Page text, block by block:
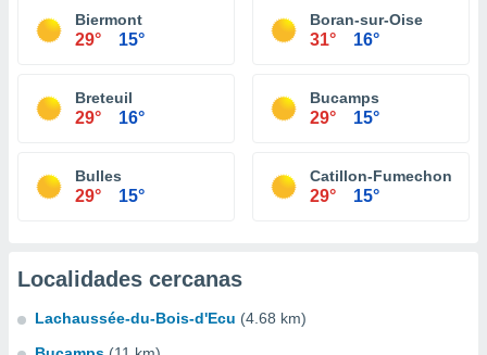
Biermont
29° 15°
Boran-sur-Oise
31° 16°
Breteuil
29° 16°
Bucamps
29° 15°
Bulles
29° 15°
Catillon-Fumechon
29° 15°
Localidades cercanas
Lachaussée-du-Bois-d'Ecu (4.68 km)